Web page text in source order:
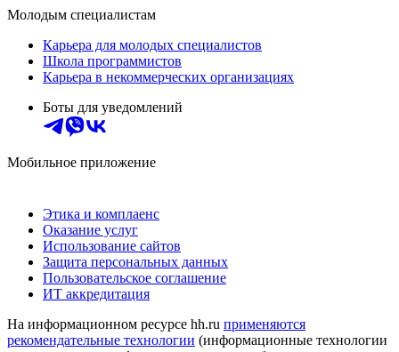
Молодым специалистам
Карьера для молодых специалистов
Школа программистов
Карьера в некоммерческих организациях
Боты для уведомлений
Мобильное приложение
Этика и комплаенс
Оказание услуг
Использование сайтов
Защита персональных данных
Пользовательское соглашение
ИТ аккредитация
На информационном ресурсе hh.ru применяются
рекомендательные технологии (информационные технологии